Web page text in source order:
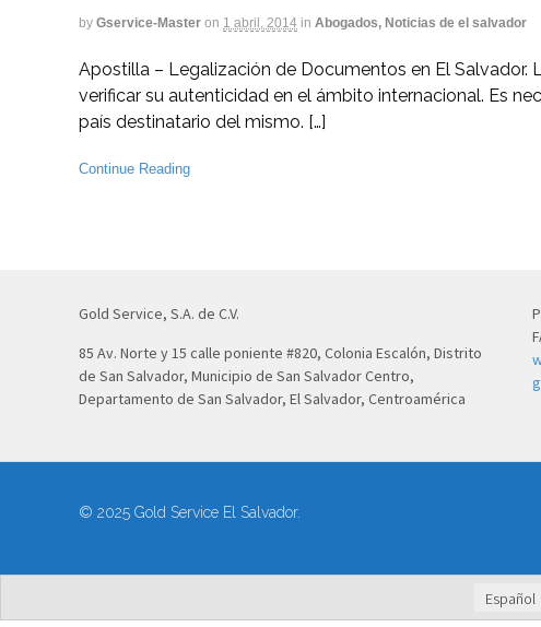
by Gservice-Master on 1 abril, 2014 in Abogados, Noticias de el salvador
Apostilla – Legalización de Documentos en El
verificar su autenticidad en el ámbito internacional. Es
país destinatario del mismo. […]
Continue Reading
Gold Service, S.A. de C.V.
85 Av. Norte y 15 calle poniente #820, Colonia Escalón, Distrito
de San Salvador, Municipio de San Salvador Centro,
Departamento de San Salvador, El Salvador, Centroamérica
© 2025 Gold Service El Salvador.
Español